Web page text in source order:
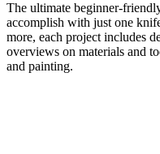
The ultimate beginner-
accomplish with just one
more, each project includes
overviews on materials and
and painting.